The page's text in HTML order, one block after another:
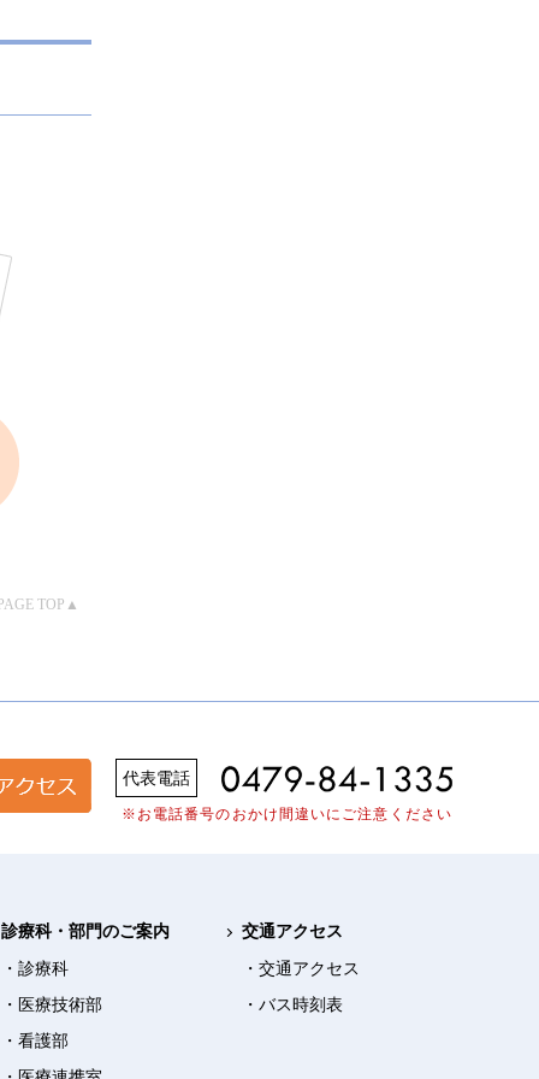
PAGE TOP▲
代表電話
※お電話番号のおかけ間違いにご注意ください
診療科・部門のご案内
・診療科
・医療技術部
・看護部
交通アクセス
・交通アクセス
・バス時刻表